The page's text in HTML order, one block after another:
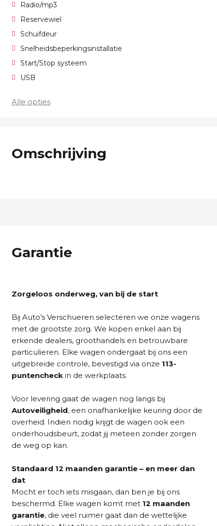
Radio/mp3
Reservewiel
Schuifdeur
Snelheidsbeperkingsinstallatie
Start/Stop systeem
USB
Alle opties
Omschrijving
Garantie
Zorgeloos onderweg, van bij de start
Bij Auto’s Verschueren selecteren we onze wagens
met de grootste zorg. We kopen enkel aan bij
erkende dealers, groothandels en betrouwbare
particulieren. Elke wagen ondergaat bij ons een
uitgebreide controle, bevestigd via onze 113-
puntencheck in de werkplaats.
Voor levering gaat de wagen nog langs bij
Autoveiligheid, een onafhankelijke keuring door de
overheid. Indien nodig krijgt de wagen ook een
onderhoudsbeurt, zodat jij meteen zonder zorgen
de weg op kan.
Standaard 12 maanden garantie – en meer dan
dat
Mocht er toch iets misgaan, dan ben je bij ons
beschermd. Elke wagen komt met 12 maanden
garantie, die veel ruimer gaat dan de wettelijke